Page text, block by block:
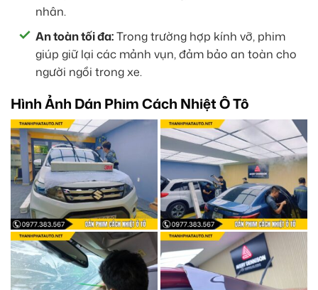
nhân.
An toàn tối đa:Trong trường hợp kính vỡ, phim
giúp giữ lại các mảnh vụn, đảm bảo an toàn cho
người ngồi trong xe.
Hình Ảnh Dán Phim Cách Nhiệt Ô Tô